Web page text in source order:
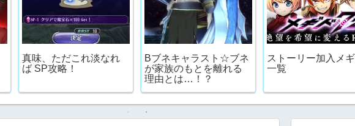
真味、ただこれ淡なれ
ば SP攻略！
Bブネキャラスト☆ブネ
が家族のもとを離れる
理由とは…！？
ストーリー加入メ
一覧